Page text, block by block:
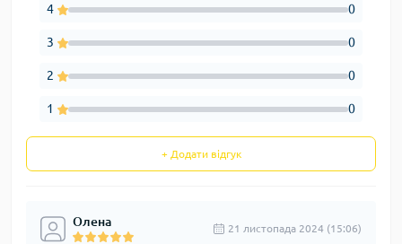
4 0
3 0
2 0
1 0
+ Додати відгук
Олена 21 листопада 2024 (15:06)